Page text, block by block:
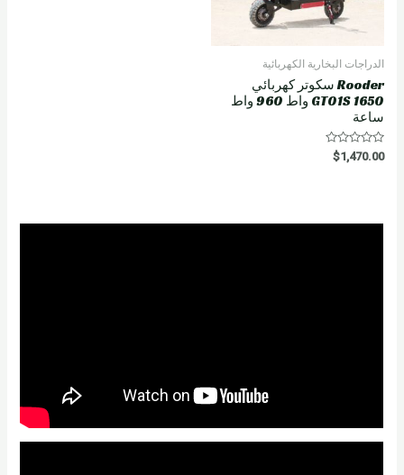
الدراجات البخارية الكهربائية
Rooder سكوتر كهربائي
GT01S 1650 واط 960 واط
ساعة
R
a
$1,470.00